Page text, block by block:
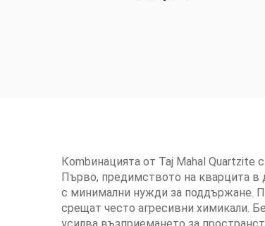
Кombинaцията от Taj Mahal Quartzite
Първо, предимството на кварцитa в
с минимални нужди за поддържане.
срещат често агресивни химикали.
усилва възприемането за